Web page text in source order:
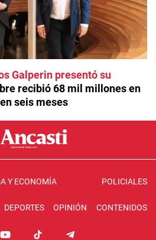
Galperin presentó su
recibió 68 mil millones en
seis meses
Y ECONOMÍA POLICIALES
DEPORTES OPINIÓN CONTENIDOS